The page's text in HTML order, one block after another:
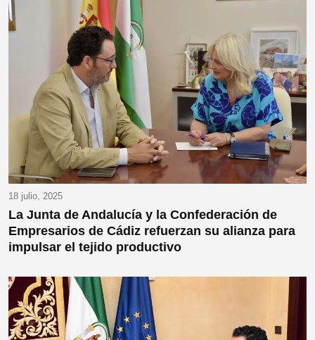
18 julio, 2025
La Junta de Andalucía y la Confederación de
Empresarios de Cádiz refuerzan su alianza para
impulsar el tejido productivo